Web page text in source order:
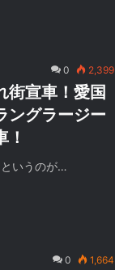
0 2,399
街宣車！愛国
ングラージー
いうのが…
0 1,664